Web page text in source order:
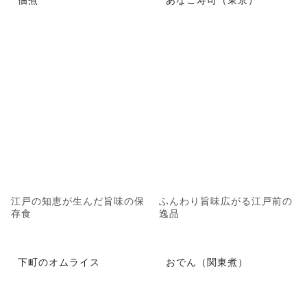
江戸の知恵が生んだ旨味の保
存食
ふんわり旨味広がる江戸前の
逸品
下町のオムライス おでん（関東煮）